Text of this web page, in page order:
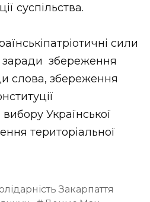
суспільства.
сили
заради збереження
слова, збереження
Української
територіальної
Закарпаття